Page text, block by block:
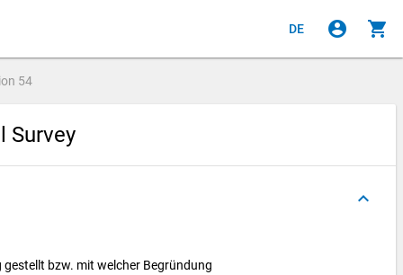
DE account_circle shopping_cart
54
Survey
keyboard_arrow_up
gestellt bzw. mit welcher Begründung